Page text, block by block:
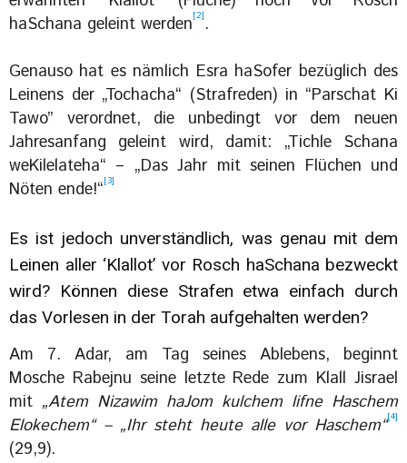
haSchana geleint werden[2] .
Genauso hat es nämlich Esra haSofer bezüglich des
Leinens der „Tochacha“ (Strafreden) in “Parschat Ki
Tawo” verordnet, die unbedingt vor dem neuen
Jahresanfang geleint wird, damit: „Tichle Schana
weKilelateha“ – „Das Jahr mit seinen Flüchen und
Nöten ende!“[3]
Es ist jedoch unverständlich, was genau mit dem
Leinen aller ‘Klallot’ vor Rosch haSchana bezweckt
wird? Können diese Strafen etwa einfach durch
das Vorlesen in der Torah aufgehalten werden?
Am 7. Adar, am Tag seines Ablebens, beginnt
Mosche Rabejnu seine letzte Rede zum Klall Jisrael
mit „Atem Nizawim haJom kulchem lifne Haschem
Elokechem“ – „Ihr steht heutealle vor Haschem“[4]
(29,9).